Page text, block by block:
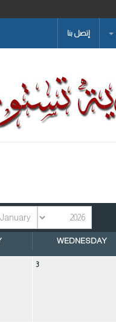
إتصل بنا
WEDNESDAY
3